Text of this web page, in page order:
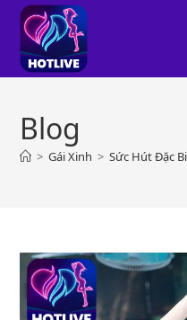
Skip
content
Blog
> Gái Xinh > Sức Hút Đặc